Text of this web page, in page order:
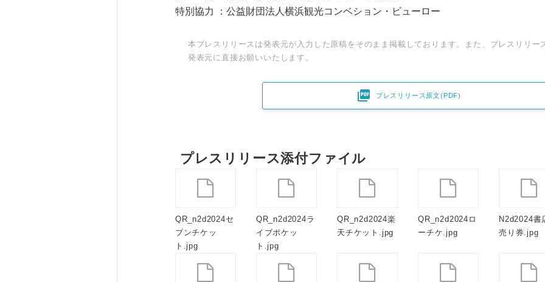
特別協力 ：公益財団法人横浜観光コンベション・ビューロー
本プレスリリースは発表元が入力した原稿をそのまま掲載しております。また、プレスリリー
発表元に直接お願いいたします。
 プレスリリース原文(PDF)
プレスリリース添付ファイル
QR_n2d2024セ
ブンチケッ
ト.jpg
QR_n2d2024ラ
イブポケッ
ト.jpg
QR_n2d2024楽
天チケット.jpg
QR_n2d2024ロ
ーチケ.jpg
N2d2024書
売り券.jpg